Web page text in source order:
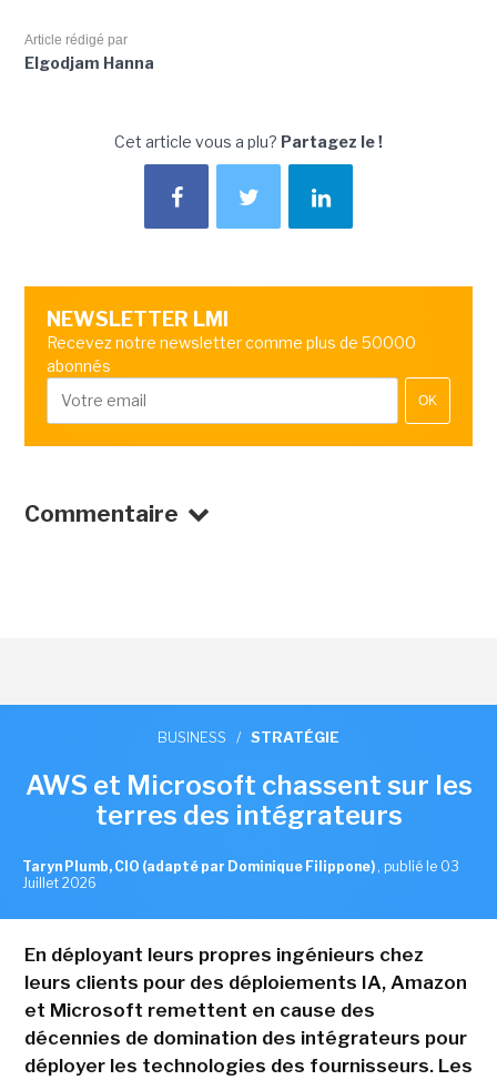
Article rédigé par
Elgodjam Hanna
Cet article vous a plu? Partagez le !
NEWSLETTER LMI
Recevez notre newsletter comme plus de 50000
abonnés
OK
Commentaire
BUSINESS / STRATÉGIE
AWS et Microsoft chassent sur les
terres des intégrateurs
Taryn Plumb, CIO (adapté par Dominique Filippone) , publié le 03
Juillet 2026
En déployant leurs propres ingénieurs chez
leurs clients pour des déploiements IA, Amazon
et Microsoft remettent en cause des
décennies de domination des intégrateurs pour
déployer les technologies des fournisseurs. Les